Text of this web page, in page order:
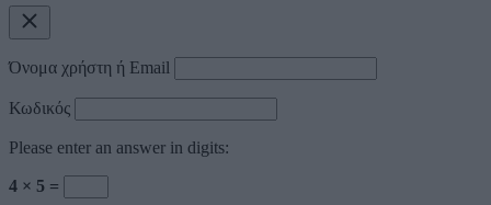
Όνομα χρήστη ή Email
Κωδικός
Please enter an answer in digits:
4 × 5 =